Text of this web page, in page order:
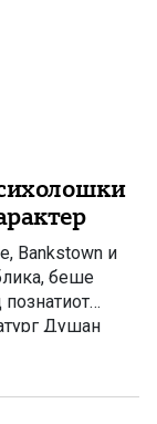
Bankstown и
беше
Душан
од
од Сиднеј, оваа